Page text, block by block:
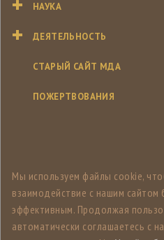
НАУКА
ДЕЯТЕЛЬНОСТЬ
СТАРЫЙ САЙТ МДА
ПОЖЕРТВОВАНИЯ
Мы используем файлы cookie,
взаимодействие с нашим
эффективным. Продолжая
автоматически соглашаетесь с